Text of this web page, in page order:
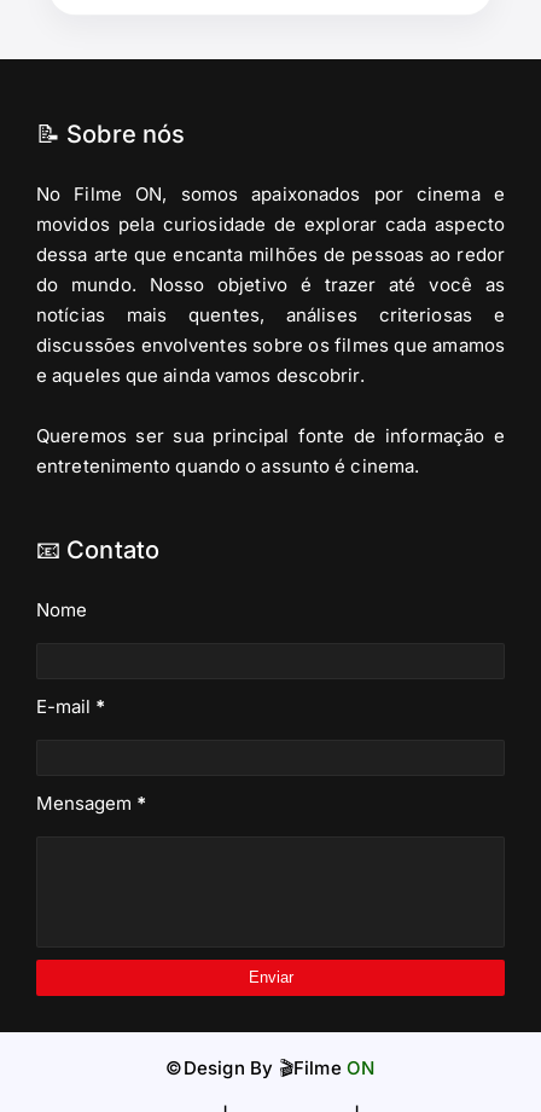
📝 Sobre nós
No Filme ON, somos apaixonados por cinema e
movidos pela curiosidade de explorar cada aspecto
dessa arte que encanta milhões de pessoas ao redor
do mundo. Nosso objetivo é trazer até você as
notícias mais quentes, análises criteriosas e
discussões envolventes sobre os filmes que amamos
e aqueles que ainda vamos descobrir.
Queremos ser sua principal fonte de informação e
entretenimento quando o assunto é cinema.
📧 Contato
Nome
E-mail *
Mensagem *
©Design By 🎬Filme ON